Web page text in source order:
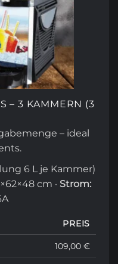
– 3 KAMMERN (3
– ideal
6 L je Kammer)
cm · Strom:
PREIS
109,00 €